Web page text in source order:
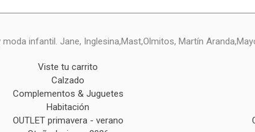
infantil. Jane, Inglesina,Mast,Olmitos, Martín
Viste tu carrito
Calzado
Complementos & Juguetes
Habitación
OUTLET primavera - verano